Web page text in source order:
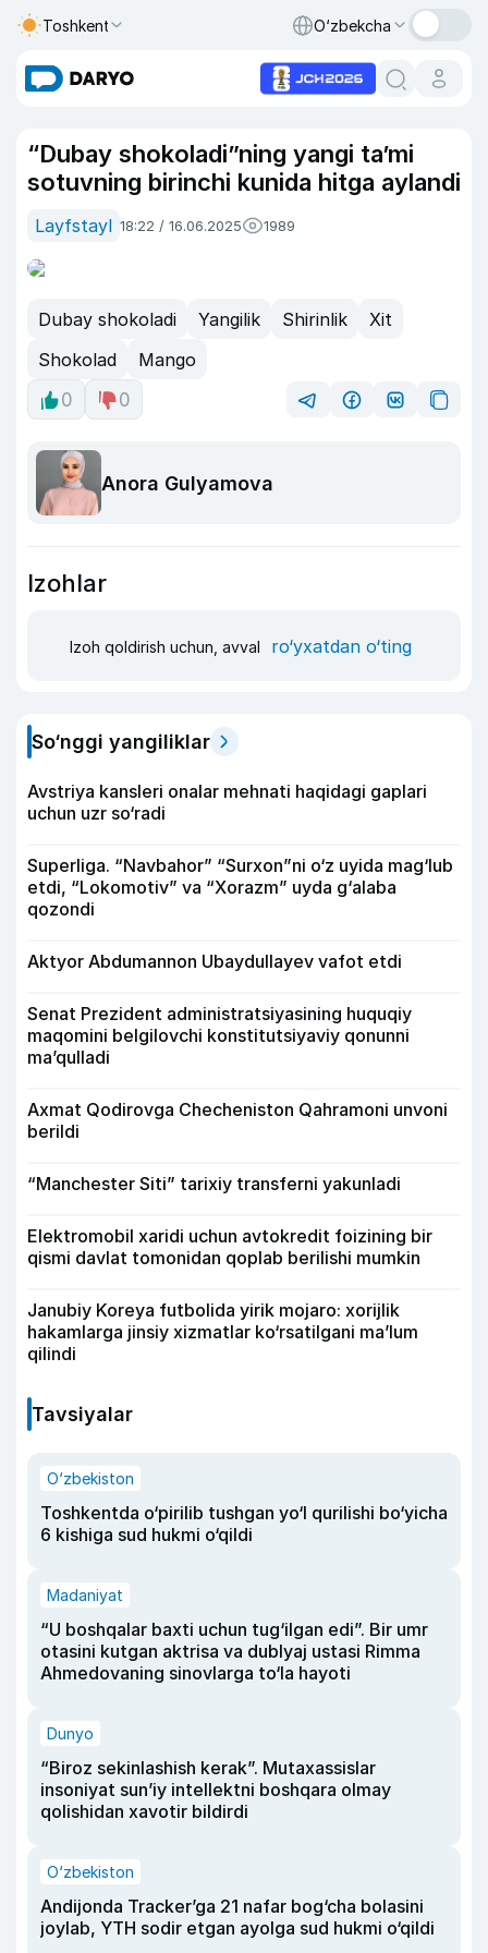
Toshkent O‘zbekcha
“Dubay shokoladi”ning yangi taʼmi
sotuvning birinchi kunida hitga aylandi
Layfstayl 18:22 / 16.06.2025 1989
Dubay shokoladi Yangilik Shirinlik
Xit
Shokolad
Mango
0
0
Anora Gulyamova
Izohlar
Izoh qoldirish uchun, avval ro‘yxatdan o‘ting
So‘nggi yangiliklar
Avstriya kansleri onalar mehnati haqidagi gaplari
uchun uzr so‘radi
Superliga. “Navbahor” “Surxon”ni o‘z uyida mag‘lub
etdi, “Lokomotiv” va “Xorazm” uyda g‘alaba
qozondi
Aktyor Abdu­mannon Ubaydullayev vafot etdi
Senat Prezident administratsiyasining huquqiy
maqomini belgilovchi konstitutsiyaviy qonunni
ma’qulladi
Axmat Qodirovga Checheniston Qahramoni unvoni
berildi
“Manchester Siti” tarixiy transferni yakunladi
Elektromobil xaridi uchun avtokredit foizining bir
qismi davlat tomonidan qoplab berilishi mumkin
Janubiy Koreya futbolida yirik mojaro: xorijlik
hakamlarga jinsiy xizmatlar ko‘rsatilgani ma’lum
qilindi
Tavsiyalar
O‘zbekiston
Toshkentda o‘pirilib tushgan yo‘l qurilishi bo‘yicha
6 kishiga sud hukmi o‘qildi
Madaniyat
“U boshqalar baxti uchun tug‘ilgan edi”. Bir umr
otasini kutgan aktrisa va dublyaj ustasi Rimma
Ahmedovaning sinovlarga to‘la hayoti
Dunyo
“Biroz sekinlashish kerak”. Mutaxassislar
insoniyat sun’iy intellektni boshqara olmay
qolishidan xavotir bildirdi
O‘zbekiston
Andijonda Tracker’ga 21 nafar bog‘cha bolasini
joylab, YTH sodir etgan ayolga sud hukmi o‘qildi